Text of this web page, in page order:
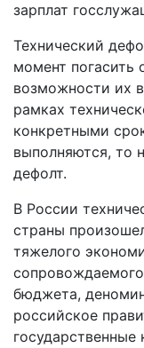
зарплат
Технический
момент погасить
возможности их
рамках
конкретными
выполняются, то
дефолт.
В России
страны
тяжелого
бюджета,
российское